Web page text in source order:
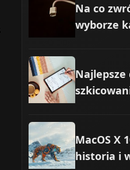
Na co
wyborze
MacOS X
historia i